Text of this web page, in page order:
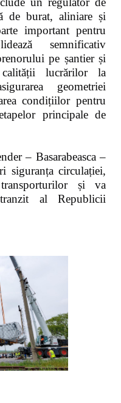
de burat, aliniare și
important pentru
semnificativ
pe șantier și
lucrărilor la
geometriei
condițiilor pentru
principale de
– Basarabeasca –
siguranța circulației,
și va
al Republicii